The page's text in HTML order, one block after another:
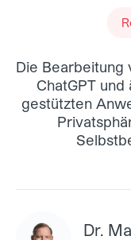
Die Bearbeitung
ChatGPT
gestützten
Dr.